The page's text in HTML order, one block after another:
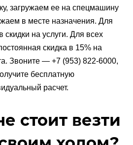
загружаем ее на спецмашину
в месте назначения. Для
скидки на услуги. Для всех
скидка в 15% на
Звоните — +7 (953) 822-6000,
бесплатную
расчет.
стоит везти